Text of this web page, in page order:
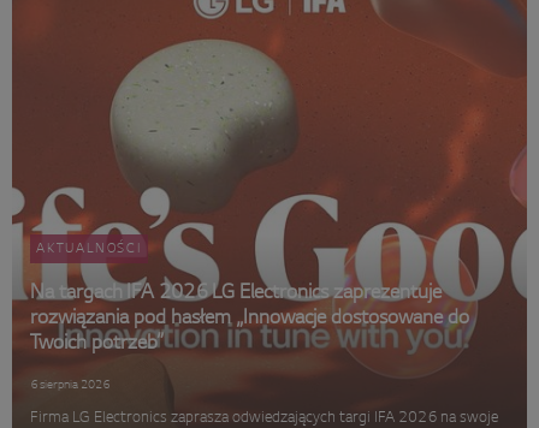
AKTUALNOŚCI
Na targach IFA 2026 LG Electronics zaprezentuje
rozwiązania pod hasłem „Innowacje dostosowane do
Twoich potrzeb”
6 sierpnia 2026
Firma LG Electronics zaprasza odwiedzających targi IFA 2026 na swoje